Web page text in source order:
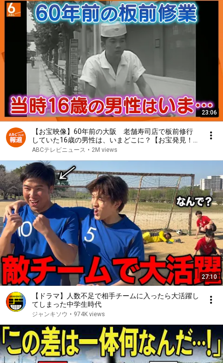
23:06
【お宝映像】60年前の大阪 老舗寿司店で板前修行
していた16歳の男性は、いまどこに？【お宝発見！
関西いまむかし】
ABCテレビニュース • 2M views
27:10
【ドラマ】人数不足で相手チームに入ったら大活躍し
てしまった中学生時代
ジャンキソウ • 974K views